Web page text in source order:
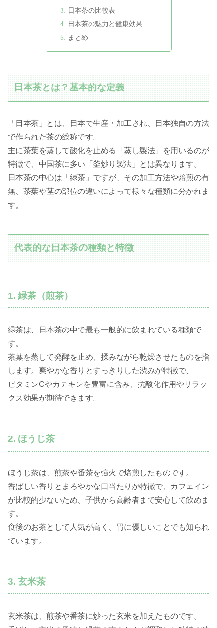
日本茶の比較表
日本茶の魅力と健康効果
まとめ
日本茶とは？基本的な定義
「日本茶」とは、日本で生産・加工され、日本独自の方法
で作られた茶の総称です。
主に茶葉を蒸して酸化を止める「蒸し製法」を用いるのが
特徴で、中国茶に多い「釜炒り製法」とは異なります。
日本茶の中心は「緑茶」ですが、その加工方法や焙煎の有
無、茶葉や茎の部位の違いによって様々な種類に分かれま
す。
代表的な日本茶の種類と特徴
1. 緑茶（煎茶）
緑茶は、日本茶の中で最も一般的に飲まれている種類で
す。
茶葉を蒸して発酵を止め、揉みながら乾燥させたものを指
します。爽やかな香りとすっきりした渋みが特徴で、
ビタミンCやカテキンを豊富に含み、抗酸化作用やリラッ
クス効果が期待できます。
2. ほうじ茶
ほうじ茶は、煎茶や番茶を強火で焙煎したものです。
香ばしい香りとまろやかな口当たりが特徴で、カフェイン
が比較的少ないため、子供から高齢者まで安心して飲めま
す。
食後のお茶として人気が高く、胃に優しいことでも知られ
ています。
3. 玄米茶
玄米茶は、煎茶や番茶に炒った玄米を加えたものです。